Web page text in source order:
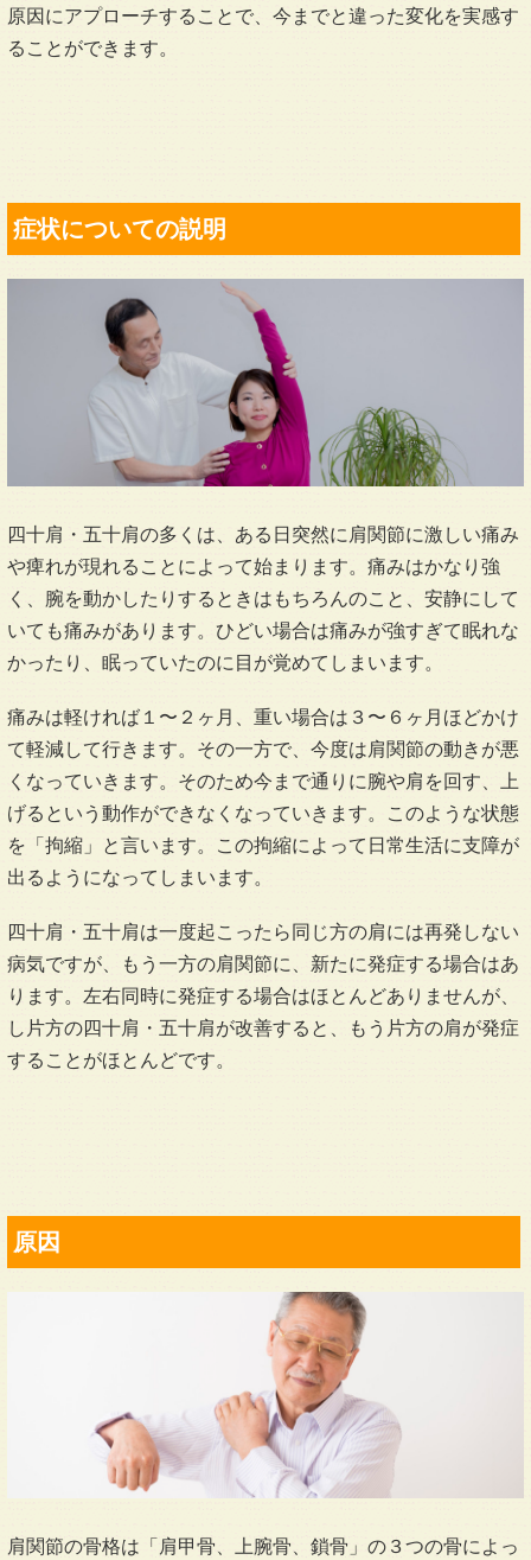
原因にアプローチすることで、今までと違った変化を実感す
ることができます。
症状についての説明
四十肩・五十肩の多くは、ある日突然に肩関節に激しい痛み
や痺れが現れることによって始まります。痛みはかなり強
く、腕を動かしたりするときはもちろんのこと、安静にして
いても痛みがあります。ひどい場合は痛みが強すぎて眠れな
かったり、眠っていたのに目が覚めてしまいます。
痛みは軽ければ１〜２ヶ月、重い場合は３〜６ヶ月ほどかけ
て軽減して行きます。その一方で、今度は肩関節の動きが悪
くなっていきます。そのため今まで通りに腕や肩を回す、上
げるという動作ができなくなっていきます。このような状態
を「拘縮」と言います。この拘縮によって日常生活に支障が
出るようになってしまいます。
四十肩・五十肩は一度起こったら同じ方の肩には再発しない
病気ですが、もう一方の肩関節に、新たに発症する場合はあ
ります。左右同時に発症する場合はほとんどありませんが、
し片方の四十肩・五十肩が改善すると、もう片方の肩が発症
することがほとんどです。
原因
肩関節の骨格は「肩甲骨、上腕骨、鎖骨」の３つの骨によっ